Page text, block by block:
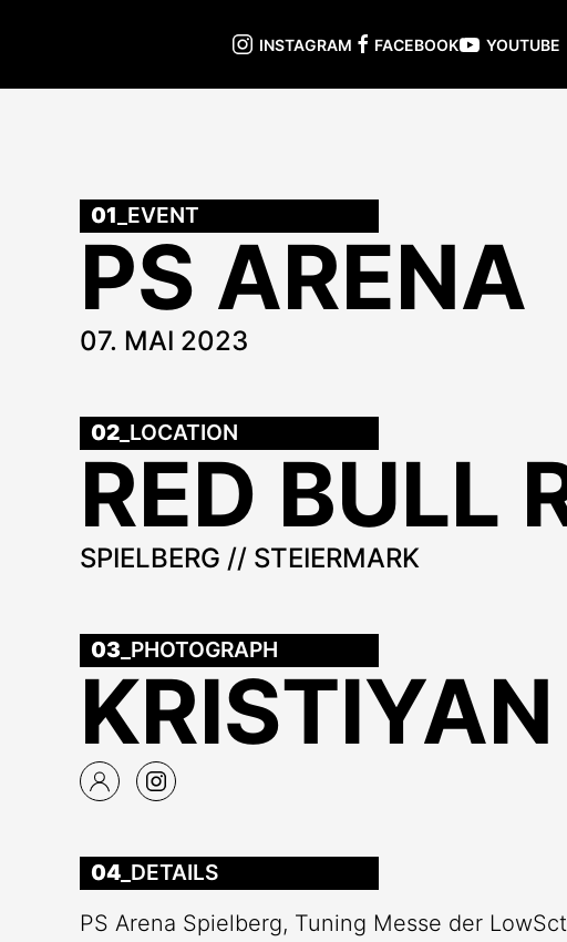
INSTAGRAM FACEBOOK YOUTUBE
01 _EVENT
PS ARENA
07. MAI 2023
02 _LOCATION
RED BULL
SPIELBERG // STEIERMARK
03 _PHOTOGRAPH
04 _DETAILS
PS Arena Spielberg, Tuning Messe der